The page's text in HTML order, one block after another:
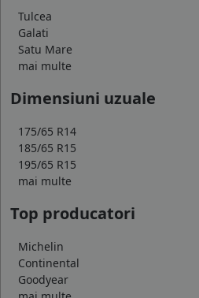
Tulcea
Galati
Satu Mare
mai multe
Dimensiuni uzuale
175/65 R14
185/65 R15
195/65 R15
mai multe
Top producatori
Michelin
Continental
Goodyear